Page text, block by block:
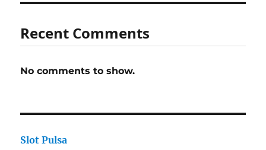
Recent Comments
No comments to show.
Slot Pulsa